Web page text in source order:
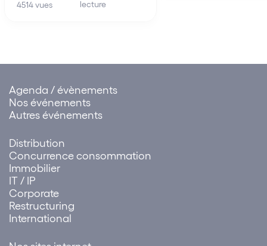
précédent bail, la demande
4514 vues
lecture
Agenda / évènements
Nos événements
Autres événements
Distribution
Concurrence consommation
Immobilier
IT / IP
Corporate
Restructuring
International